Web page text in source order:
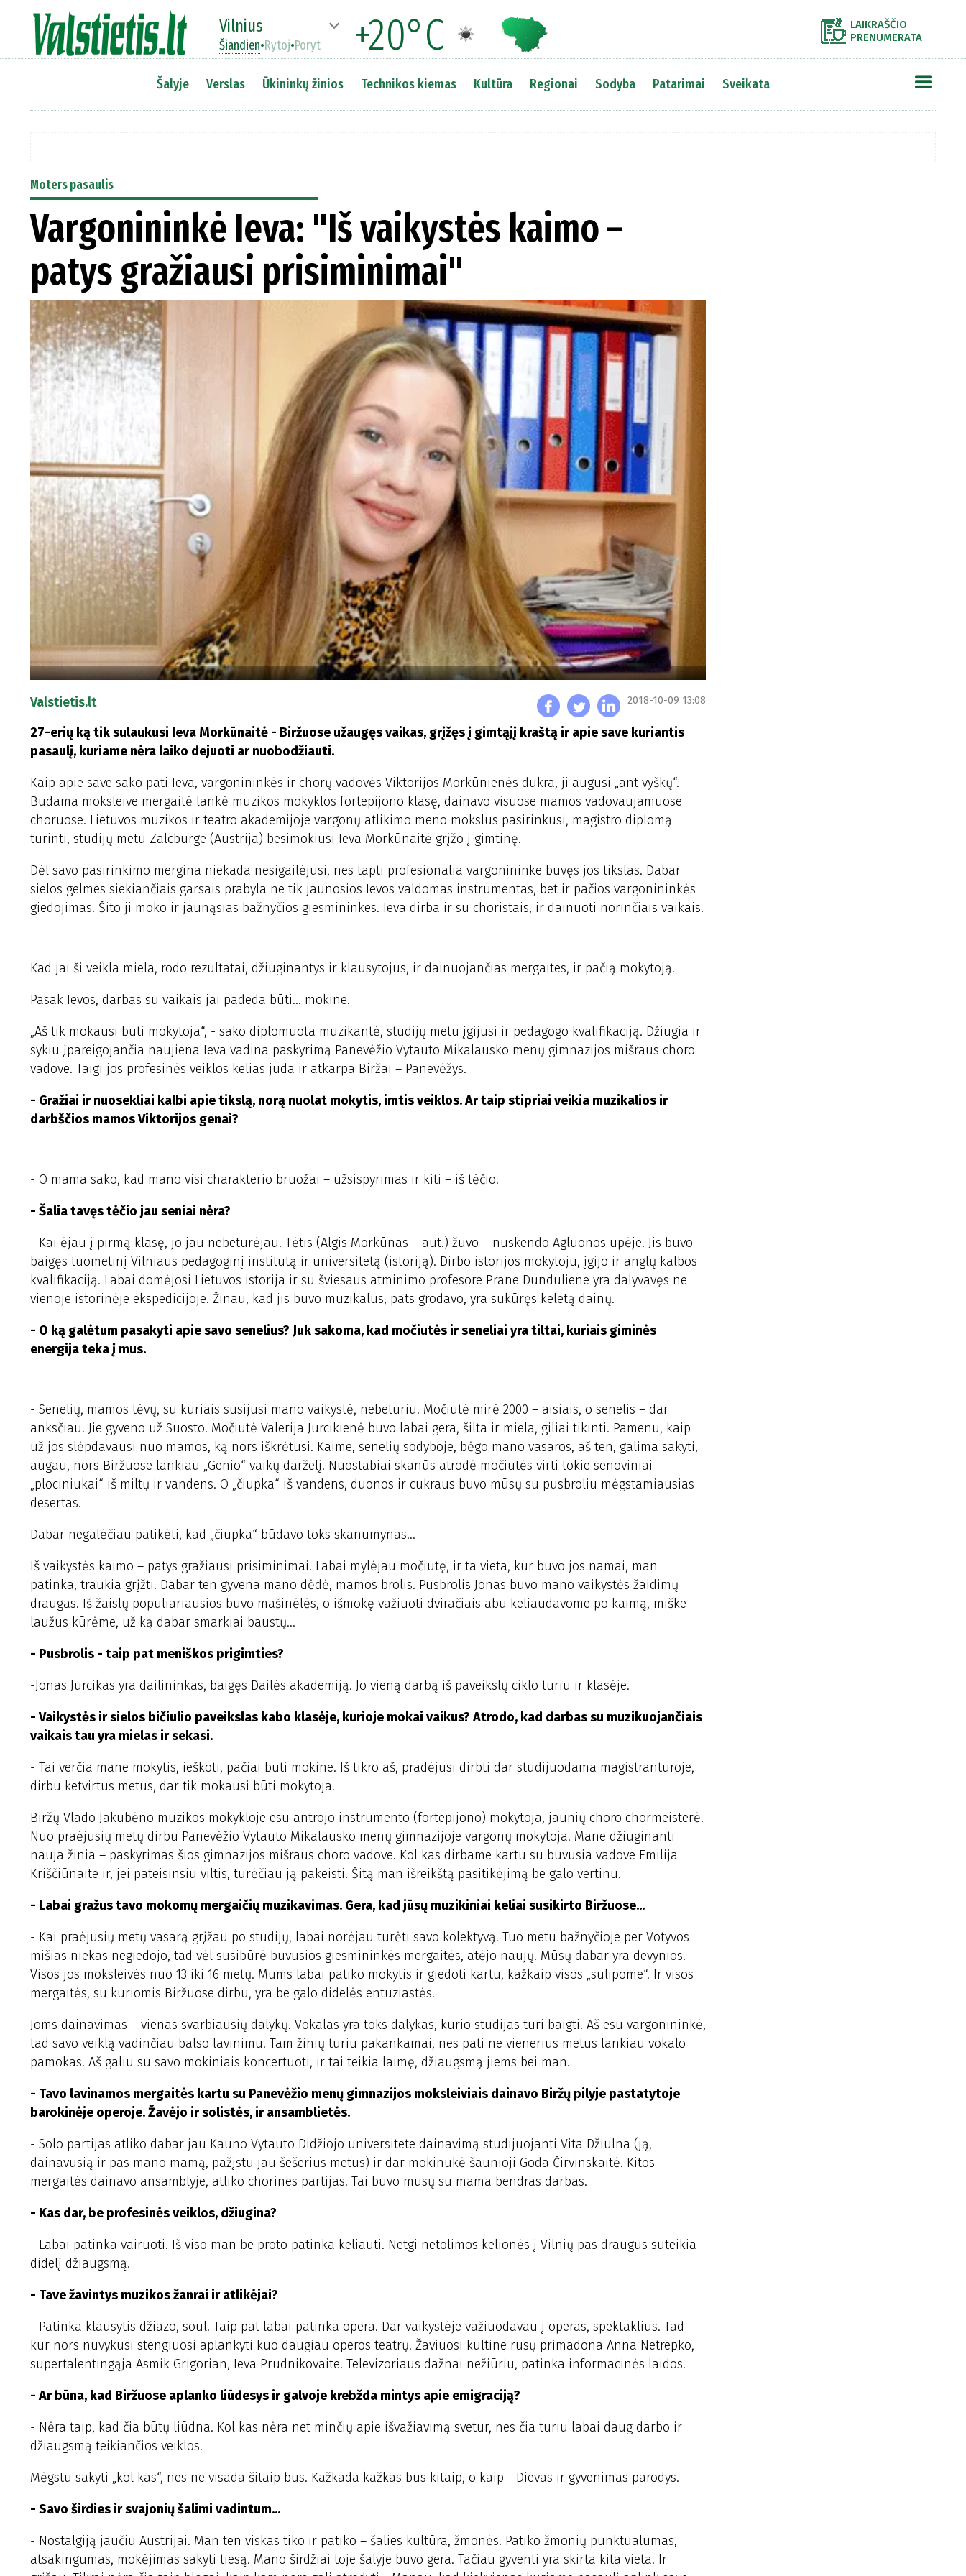
Vilnius +20°C
Šiandien•Rytoj•Poryt
LAIKRAŠČIO
PRENUMERATA
Šalyje Verslas Ūkininkų žinios Technikos kiemas Kultūra Regionai Sodyba Patarimai Sveikata
Moters pasaulis
Vargonininkė Ieva: "Iš vaikystės kaimo –
patys gražiausi prisiminimai"
Valstietis.lt 2018-10-09 13:08
27-erių ką tik sulaukusi Ieva Morkūnaitė - Biržuose užaugęs vaikas, grįžęs į gimtąjį kraštą ir apie save kuriantis
pasaulį, kuriame nėra laiko dejuoti ar nuobodžiauti.
Kaip apie save sako pati Ieva, vargonininkės ir chorų vadovės Viktorijos Morkūnienės dukra, ji augusi „ant vyškų“.
Būdama moksleive mergaitė lankė muzikos mokyklos fortepijono klasę, dainavo visuose mamos vadovaujamuose
choruose. Lietuvos muzikos ir teatro akademijoje vargonų atlikimo meno mokslus pasirinkusi, magistro diplomą
turinti, studijų metu Zalcburge (Austrija) besimokiusi Ieva Morkūnaitė grįžo į gimtinę.
Dėl savo pasirinkimo mergina niekada nesigailėjusi, nes tapti profesionalia vargonininke buvęs jos tikslas. Dabar
sielos gelmes siekiančiais garsais prabyla ne tik jaunosios Ievos valdomas instrumentas, bet ir pačios vargonininkės
giedojimas. Šito ji moko ir jaunąsias bažnyčios giesmininkes. Ieva dirba ir su choristais, ir dainuoti norinčiais vaikais.
Kad jai ši veikla miela, rodo rezultatai, džiuginantys ir klausytojus, ir dainuojančias mergaites, ir pačią mokytoją.
Pasak Ievos, darbas su vaikais jai padeda būti... mokine.
„Aš tik mokausi būti mokytoja“, - sako diplomuota muzikantė, studijų metu įgijusi ir pedagogo kvalifikaciją. Džiugia ir
sykiu įpareigojančia naujiena Ieva vadina paskyrimą Panevėžio Vytauto Mikalausko menų gimnazijos mišraus choro
vadove. Taigi jos profesinės veiklos kelias juda ir atkarpa Biržai – Panevėžys.
- Gražiai ir nuosekliai kalbi apie tikslą, norą nuolat mokytis, imtis veiklos. Ar taip stipriai veikia muzikalios ir
darbščios mamos Viktorijos genai?
- O mama sako, kad mano visi charakterio bruožai – užsispyrimas ir kiti – iš tėčio.
- Šalia tavęs tėčio jau seniai nėra?
- Kai ėjau į pirmą klasę, jo jau nebeturėjau. Tėtis (Algis Morkūnas – aut.) žuvo – nuskendo Agluonos upėje. Jis buvo
baigęs tuometinį Vilniaus pedagoginį institutą ir universitetą (istoriją). Dirbo istorijos mokytoju, įgijo ir anglų kalbos
kvalifikaciją. Labai domėjosi Lietuvos istorija ir su šviesaus atminimo profesore Prane Dunduliene yra dalyvavęs ne
vienoje istorinėje ekspedicijoje. Žinau, kad jis buvo muzikalus, pats grodavo, yra sukūręs keletą dainų.
- O ką galėtum pasakyti apie savo senelius? Juk sakoma, kad močiutės ir seneliai yra tiltai, kuriais giminės
energija teka į mus.
- Senelių, mamos tėvų, su kuriais susijusi mano vaikystė, nebeturiu. Močiutė mirė 2000 – aisiais, o senelis – dar
anksčiau. Jie gyveno už Suosto. Močiutė Valerija Jurcikienė buvo labai gera, šilta ir miela, giliai tikinti. Pamenu, kaip
už jos slėpdavausi nuo mamos, ką nors iškrėtusi. Kaime, senelių sodyboje, bėgo mano vasaros, aš ten, galima sakyti,
augau, nors Biržuose lankiau „Genio“ vaikų darželį. Nuostabiai skanūs atrodė močiutės virti tokie senoviniai
„plociniukai“ iš miltų ir vandens. O „čiupka“ iš vandens, duonos ir cukraus buvo mūsų su pusbroliu mėgstamiausias
desertas.
Dabar negalėčiau patikėti, kad „čiupka“ būdavo toks skanumynas...
Iš vaikystės kaimo – patys gražiausi prisiminimai. Labai mylėjau močiutę, ir ta vieta, kur buvo jos namai, man
patinka, traukia grįžti. Dabar ten gyvena mano dėdė, mamos brolis. Pusbrolis Jonas buvo mano vaikystės žaidimų
draugas. Iš žaislų populiariausios buvo mašinėlės, o išmokę važiuoti dviračiais abu keliaudavome po kaimą, miške
laužus kūrėme, už ką dabar smarkiai baustų...
- Pusbrolis - taip pat meniškos prigimties?
-Jonas Jurcikas yra dailininkas, baigęs Dailės akademiją. Jo vieną darbą iš paveikslų ciklo turiu ir klasėje.
- Vaikystės ir sielos bičiulio paveikslas kabo klasėje, kurioje mokai vaikus? Atrodo, kad darbas su muzikuojančiais
vaikais tau yra mielas ir sekasi.
- Tai verčia mane mokytis, ieškoti, pačiai būti mokine. Iš tikro aš, pradėjusi dirbti dar studijuodama magistrantūroje,
dirbu ketvirtus metus, dar tik mokausi būti mokytoja.
Biržų Vlado Jakubėno muzikos mokykloje esu antrojo instrumento (fortepijono) mokytoja, jaunių choro chormeisterė.
Nuo praėjusių metų dirbu Panevėžio Vytauto Mikalausko menų gimnazijoje vargonų mokytoja. Mane džiuginanti
nauja žinia – paskyrimas šios gimnazijos mišraus choro vadove. Kol kas dirbame kartu su buvusia vadove Emilija
Kriščiūnaite ir, jei pateisinsiu viltis, turėčiau ją pakeisti. Šitą man išreikštą pasitikėjimą be galo vertinu.
- Labai gražus tavo mokomų mergaičių muzikavimas. Gera, kad jūsų muzikiniai keliai susikirto Biržuose...
- Kai praėjusių metų vasarą grįžau po studijų, labai norėjau turėti savo kolektyvą. Tuo metu bažnyčioje per Votyvos
mišias niekas negiedojo, tad vėl susibūrė buvusios giesmininkės mergaitės, atėjo naujų. Mūsų dabar yra devynios.
Visos jos moksleivės nuo 13 iki 16 metų. Mums labai patiko mokytis ir giedoti kartu, kažkaip visos „sulipome“. Ir visos
mergaitės, su kuriomis Biržuose dirbu, yra be galo didelės entuziastės.
Joms dainavimas – vienas svarbiausių dalykų. Vokalas yra toks dalykas, kurio studijas turi baigti. Aš esu vargonininkė,
tad savo veiklą vadinčiau balso lavinimu. Tam žinių turiu pakankamai, nes pati ne vienerius metus lankiau vokalo
pamokas. Aš galiu su savo mokiniais koncertuoti, ir tai teikia laimę, džiaugsmą jiems bei man.
- Tavo lavinamos mergaitės kartu su Panevėžio menų gimnazijos moksleiviais dainavo Biržų pilyje pastatytoje
barokinėje operoje. Žavėjo ir solistės, ir ansamblietės.
- Solo partijas atliko dabar jau Kauno Vytauto Didžiojo universitete dainavimą studijuojanti Vita Džiulna (ją,
dainavusią ir pas mano mamą, pažįstu jau šešerius metus) ir dar mokinukė šaunioji Goda Čirvinskaitė. Kitos
mergaitės dainavo ansamblyje, atliko chorines partijas. Tai buvo mūsų su mama bendras darbas.
- Kas dar, be profesinės veiklos, džiugina?
- Labai patinka vairuoti. Iš viso man be proto patinka keliauti. Netgi netolimos kelionės į Vilnių pas draugus suteikia
didelį džiaugsmą.
- Tave žavintys muzikos žanrai ir atlikėjai?
- Patinka klausytis džiazo, soul. Taip pat labai patinka opera. Dar vaikystėje važiuodavau į operas, spektaklius. Tad
kur nors nuvykusi stengiuosi aplankyti kuo daugiau operos teatrų. Žaviuosi kultine rusų primadona Anna Netrepko,
supertalentingąja Asmik Grigorian, Ieva Prudnikovaite. Televizoriaus dažnai nežiūriu, patinka informacinės laidos.
- Ar būna, kad Biržuose aplanko liūdesys ir galvoje krebžda mintys apie emigraciją?
- Nėra taip, kad čia būtų liūdna. Kol kas nėra net minčių apie išvažiavimą svetur, nes čia turiu labai daug darbo ir
džiaugsmą teikiančios veiklos.
Mėgstu sakyti „kol kas“, nes ne visada šitaip bus. Kažkada kažkas bus kitaip, o kaip - Dievas ir gyvenimas parodys.
- Savo širdies ir svajonių šalimi vadintum...
- Nostalgiją jaučiu Austrijai. Man ten viskas tiko ir patiko – šalies kultūra, žmonės. Patiko žmonių punktualumas,
atsakingumas, mokėjimas sakyti tiesą. Mano širdžiai toje šalyje buvo gera. Tačiau gyventi yra skirta kita vieta. Ir